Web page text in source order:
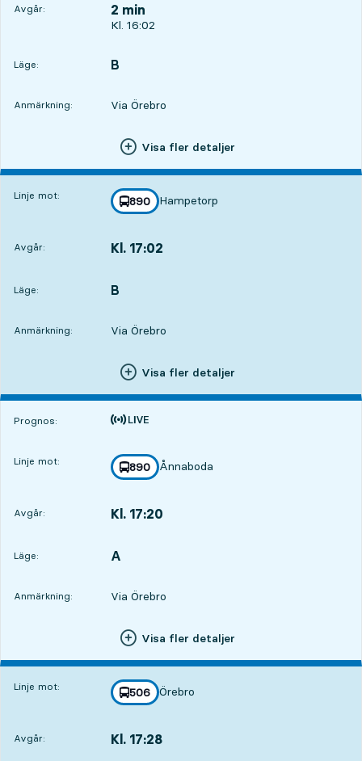
Avgår: 2 min
Avgår, Kl. 16:02, om 2 min
Kl. 16:02
Läge:
LÄGE, B
,
Anmärkning: Via Örebro
Visa fler detaljer
Linje mot: linje
890
mot
Hampetorp
,
Avgår: Kl. 17:02
Läge:
LÄGE, B
,
Anmärkning: Via Örebro
Visa fler detaljer
Prognos:
Tiden är prognos
Linje mot: linje
890
mot
Ånnaboda
,
Avgår: Kl. 17:20
Läge:
LÄGE, A
,
Anmärkning: Via Örebro
Visa fler detaljer
Linje mot: linje
506
mot
Örebro
,
Avgår: Kl. 17:28